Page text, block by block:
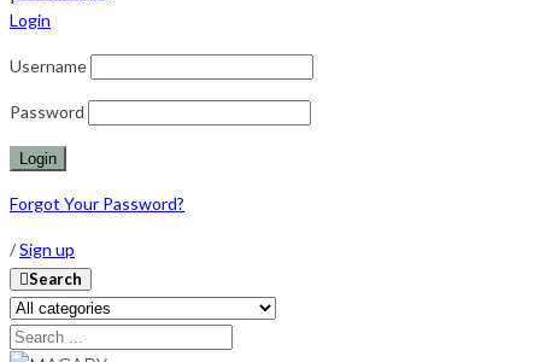
Login
Username
Password
Forgot Your Password?
/Sign up
Search